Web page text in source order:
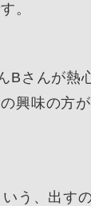
。
Bさんが熱
興味の方
う、出す